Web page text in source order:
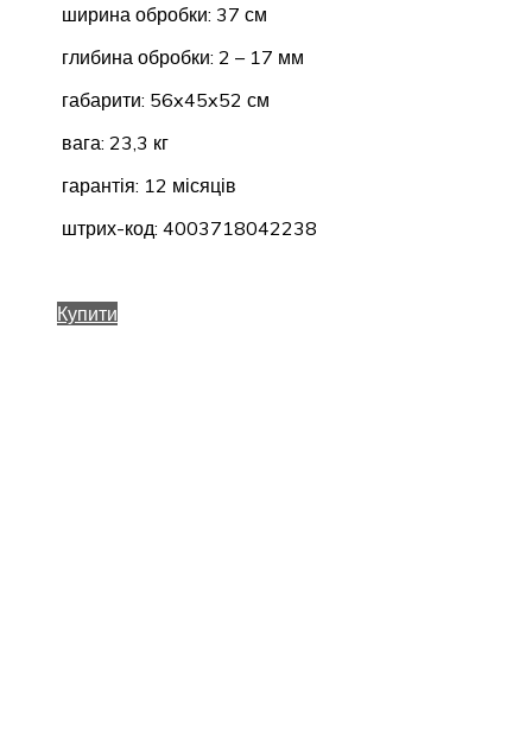
ширина обробки: 37 см
глибина обробки: 2 – 17 мм
габарити: 56x45x52 см
вага: 23,3 кг
гарантія: 12 місяців
штрих-код: 4003718042238
Купити